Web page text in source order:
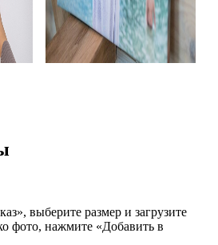
выберите размер и загрузите
фото, нажмите «Добавить в